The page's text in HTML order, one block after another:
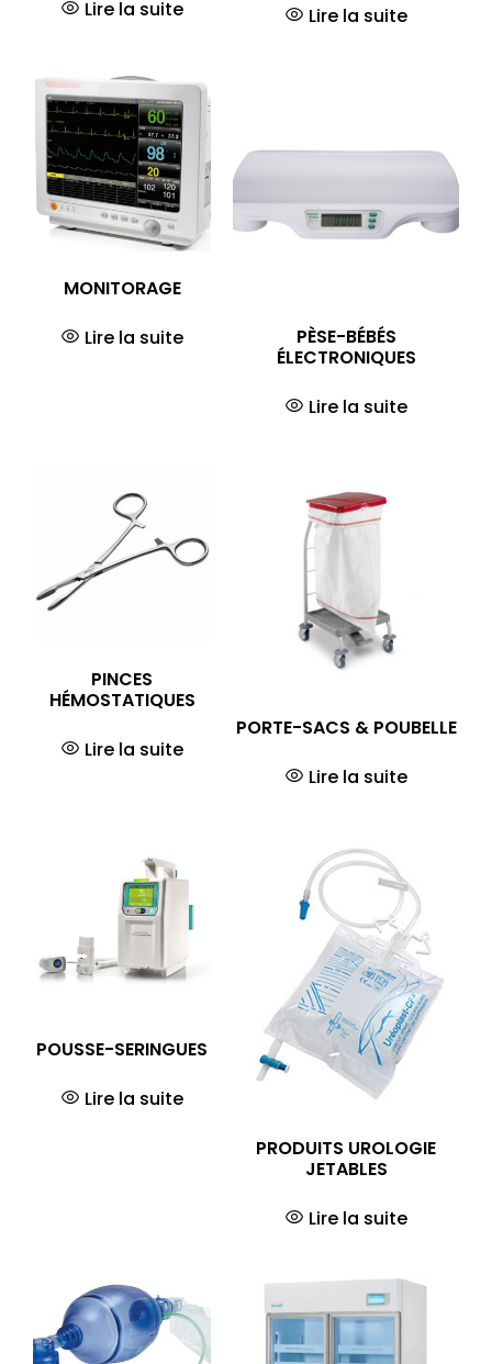
Lire la suite Lire la suite
MONITORAGE
Lire la suite
PÈSE-BÉBÉS
ÉLECTRONIQUES
Lire la suite
PINCES
HÉMOSTATIQUES
Lire la suite
PORTE-SACS & POUBELLE
Lire la suite
POUSSE-SERINGUES
Lire la suite
PRODUITS UROLOGIE
JETABLES
Lire la suite